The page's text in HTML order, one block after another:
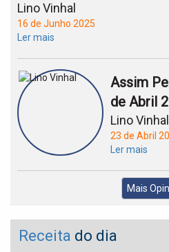
Lino Vinhal
16 de Junho 2025
Ler mais
Assim
de Abril
Lino Vinhal
23 de Abril
Ler mais
Mais
Receita do dia